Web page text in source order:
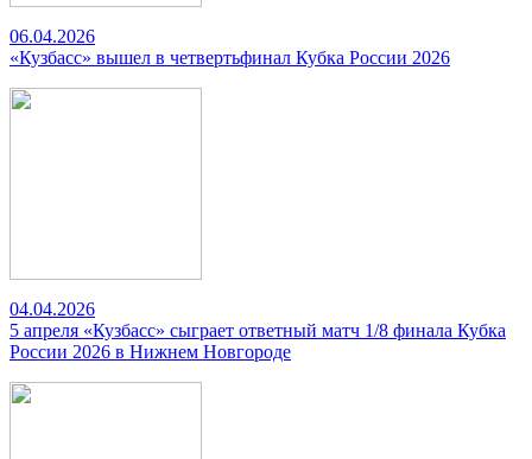
06.04.2026
«Кузбасс» вышел в четвертьфинал Кубка России 2026
04.04.2026
5 апреля «Кузбасс» сыграет ответный матч 1/8 финала Кубка
России 2026 в Нижнем Новгороде